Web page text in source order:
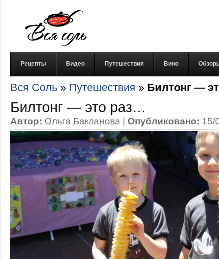
Рецепты Видео Путешествия Вино
Вся Соль » Путешествия » Билтонг —
Билтонг — это раз…
Автор: Ольга Бакланова | Опубликовано: 15/